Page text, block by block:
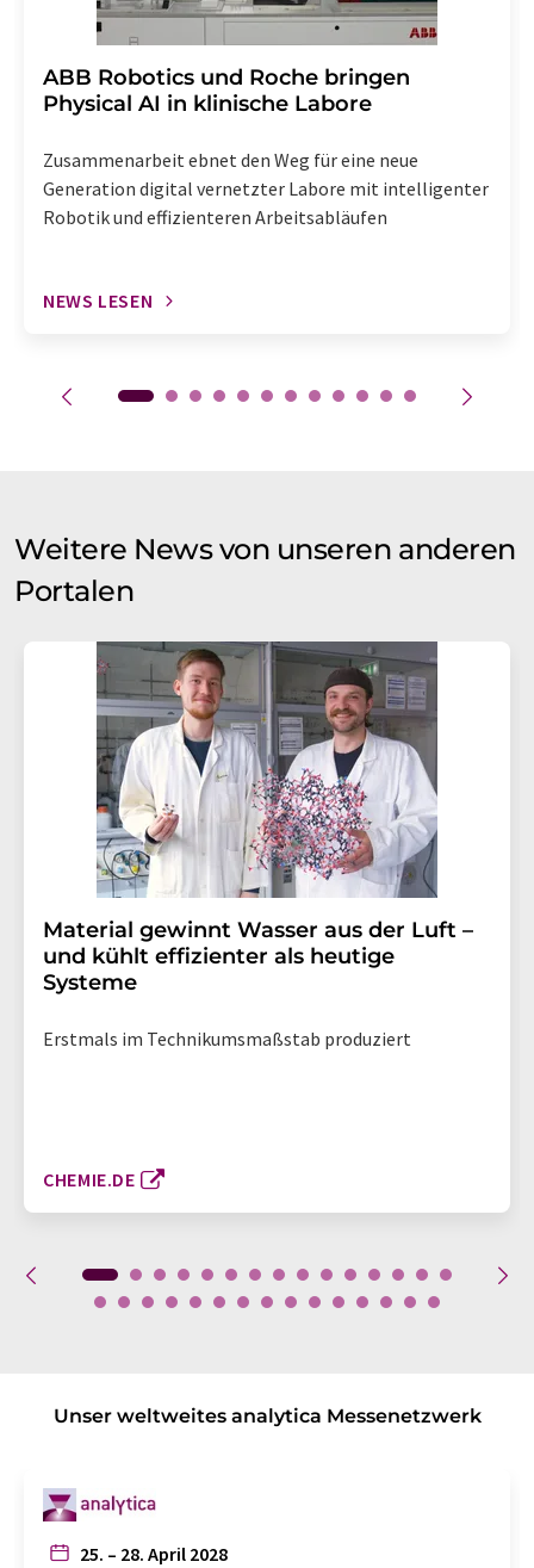
​​​​​​​ABB Robotics und Roche bringen
Physical AI in klinische Labore
Zusammenarbeit ebnet den Weg für eine neue
Generation digital vernetzter Labore mit intelligenter
Robotik und effizienteren Arbeitsabläufen
NEWS LESEN
Weitere News von unseren anderen
Portalen
Material gewinnt Wasser aus der Luft –
und kühlt effizienter als heutige
Systeme
Erstmals im Technikumsmaßstab produziert
CHEMIE.DE
Unser weltweites analytica Messenetzwerk
25. – 28. April 2028